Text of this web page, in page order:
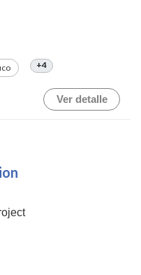
+4
Ver detalle
natural, everyday